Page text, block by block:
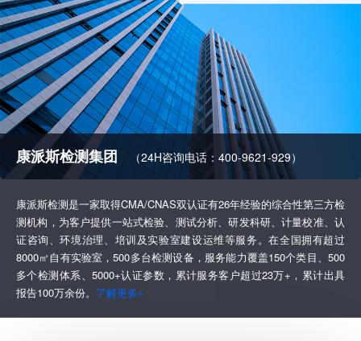
康派斯检测集团 （24H咨询电话：400-9621-929）
康派斯检测是一家取得CMA/CNAS双认证有26年经验的综合性第三方检
测机构，为客户提供一站式检验、测试分析、研发科研、计量校准、认
证咨询、环境治理、培训及实验室建设运维等服务。在全国拥有超过
8000㎡自有实验室，500多台检测设备，服务能力覆盖150个类目、500
多个检测体系、5000+认证参数，累计服务客户超过23万+，累计出具
报告100万余份。 了解更多»